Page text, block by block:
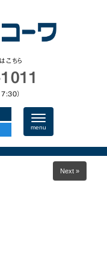
こちら
）
N
a
v
i
g
menu
Next »